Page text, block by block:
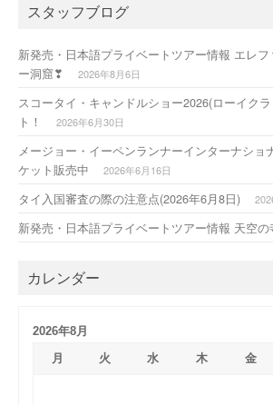
スタッフブログ
新発売・日本語プライベートツアー情報 エレ
ー洞窟❣
2026年8月6日
スコータイ・キャンドルショー2026(ローイク
ト！
2026年6月30日
メージョー・イーペンランナーインターナショ
ケット販売中
2026年6月16日
タイ入国審査の際の注意点(2026年6月8日)
新発売・日本語プライベートツアー情報 天空
カレンダー
2026年8月
月
火 水 木 金